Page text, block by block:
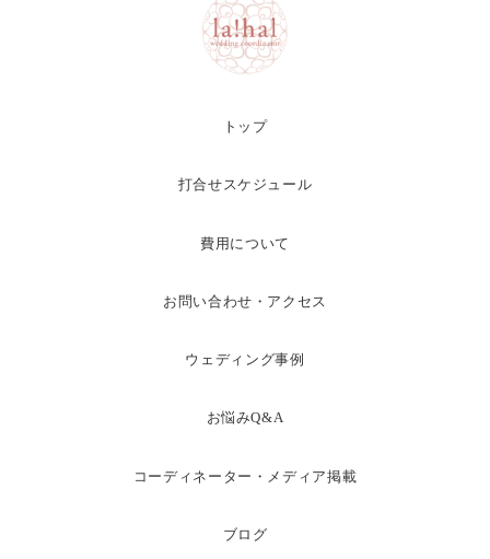
トップ
打合せスケジュール
費用について
お問い合わせ・アクセス
ウェディング事例
お悩みQ&A
コーディネーター・メディア掲載
ブログ